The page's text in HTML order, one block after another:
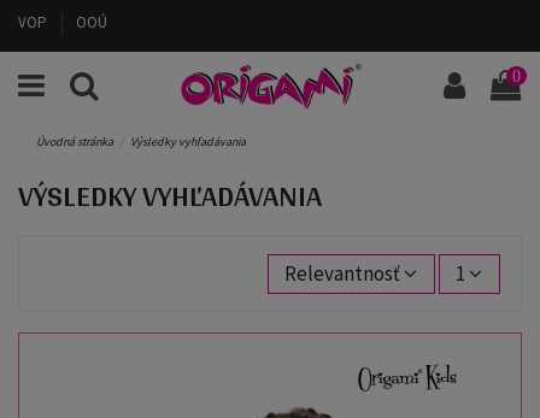
VOP OOÚ
0
Úvodná stránka Výsledky vyhľadávania
VÝSLEDKY VYHĽADÁVANIA
Relevantnosť 1